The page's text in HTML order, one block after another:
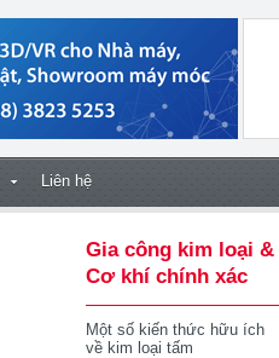
Liên hệ
Gia công kim loại &
Cơ khí chính xác
Một số kiến thức hữu ích
về kim loại tấm